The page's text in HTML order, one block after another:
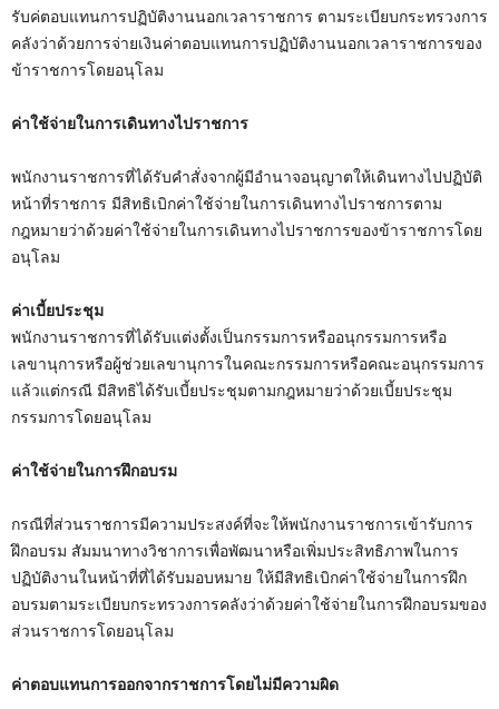
รับค่ตอบแทนการปฏิบัติงานนอกเวลาราชการ ตามระเบียบกระทรวงการ
คลังว่าด้วยการจ่ายเงินค่าตอบแทนการปฏิบัติงานนอกเวลาราชการของ
ข้าราชการโดยอนุโลม
ค่าใช้จ่ายในการเดินทางไปราชการ
พนักงานราชการที่ได้รับคำสั่งจากผู้มีอำนาจอนุญาตให้เดินทางไปปฏิบัติ
หน้าที่ราชการ มีสิทธิเบิกค่าใช้จ่ายในการเดินทางไปราชการตาม
กฎหมายว่าด้วยค่าใช้จ่ายในการเดินทางไปราชการของข้าราชการโดย
อนุโลม
ค่าเบี้ยประชุม
พนักงานราชการที่ได้รับแต่งตั้งเป็นกรรมการหรืออนุกรรมการหรือ
เลขานุการหรือผู้ช่วยเลขานุการในคณะกรรมการหรือคณะอนุกรรมการ
แล้วแต่กรณี มีสิทธิได้รับเบี้ยประชุมตามกฎหมายว่าด้วยเบี้ยประชุม
กรรมการโดยอนุโลม
ค่าใช้จ่ายในการฝึกอบรม
กรณีที่ส่วนราชการมีความประสงค์ที่จะให้พนักงานราชการเข้ารับการ
ฝึกอบรม สัมมนาทางวิชาการเพื่อพัฒนาหรือเพิ่มประสิทธิภาพในการ
ปฏิบัติงานในหน้าที่ที่ได้รับมอบหมาย ให้มีสิทธิเบิกค่าใช้จ่ายในการฝึก
อบรมตามระเบียบกระทรวงการคลังว่าด้วยค่าใช้จ่ายในการฝึกอบรมของ
ส่วนราชการโดยอนุโลม
ค่าตอบแทนการออกจากราชการโดยไม่มีความผิด